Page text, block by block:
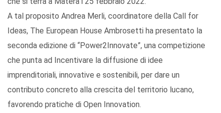
A tal proposito Andrea Merli, coordinatore della Call for
Ideas, The European House Ambrosetti ha presentato la
seconda edizione di “Power2Innovate”, una competizione
che punta ad Incentivare la diffusione di idee
imprenditoriali, innovative e sostenibili, per dare un
contributo concreto alla crescita del territorio lucano,
favorendo pratiche di Open Innovation.